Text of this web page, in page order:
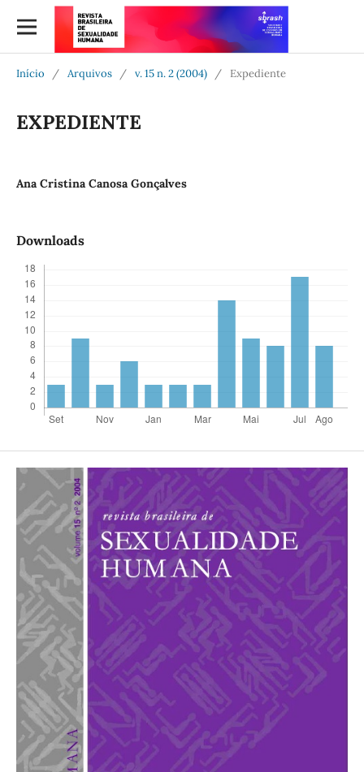
Início / Arquivos / v. 15 n. 2 (2004) / Expediente
EXPEDIENTE
Ana Cristina Canosa Gonçalves
Downloads